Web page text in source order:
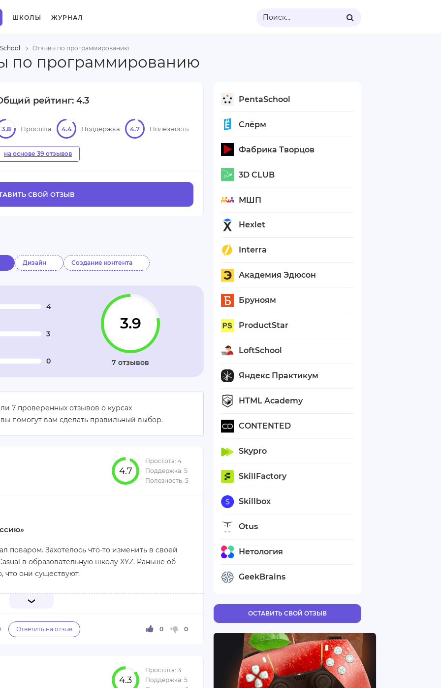
ШКОЛЫ ЖУРНАЛ Поиск...
Отзывы по программированию
по программированию
7 проверенных отзывов о курсах
помогут вам сделать правильный выбор.
4.7
поваром. Захотелось что-то изменить в своей
в образовательную школу XYZ. Раньше об
что они существуют.
свободное время, за троих. Я научился
По окончании курса сразу стал
занятия.
4.3
рейтинг: 4.3
3.8 Простота 4.4 Поддержка 4.7 Полезность
на основе 39 отзывов
СВОЙ ОТЗЫВ
Дизайн Создание контента
4
3
0
3.9
7 отзывов
PentaSchool
Слёрм
Фабрика Творцов
3D CLUB
МШП
Hexlet
Interra
Академия Эдюсон
Бруноям
ProductStar
LoftSchool
Яндекс Практикум
HTML Academy
CONTENTED
Skypro
SkillFactory
Skillbox
Otus
Нетология
GeekBrains
ОСТАВИТЬ СВОЙ ОТЗЫВ